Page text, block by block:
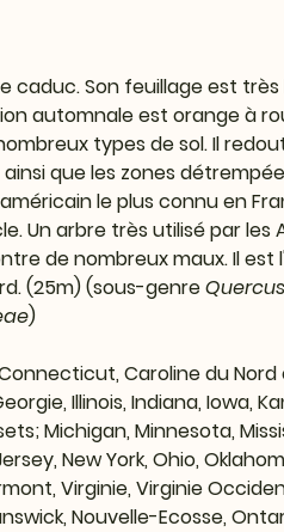
caduc. Son feuillage est
automnale est orange à
types de sol. Il
que les zones
le plus connu en
Un arbre très utilisé par les
de nombreux maux. Il
(25m) (sous-genre
)
Caroline du Nord
Illinois, Indiana, Iowa,
Michigan, Minnesota,
New York, Ohio,
Virginie, Virginie
Nouvelle-Ecosse,